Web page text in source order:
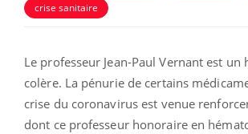
crise sanitaire
Le professeur Jean-Paul Vernant est un
colère. La pénurie de certains
crise du coronavirus est venue
dont ce professeur honoraire en